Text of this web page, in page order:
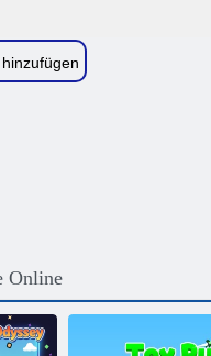
Online